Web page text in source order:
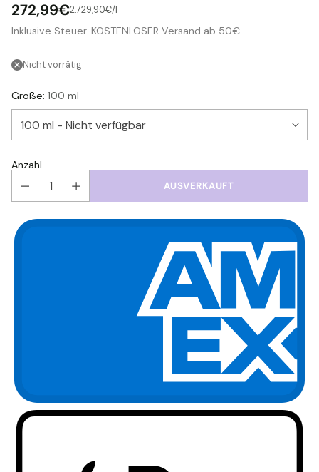
Normaler
272,99€Stückpreis
2.729,90€/
pro l
Inklusive Steuer. KOSTENLOSER Versand ab 50€
Nicht vorrätig
Größe: 100 ml
Anzahl
AUSVERKAUFT